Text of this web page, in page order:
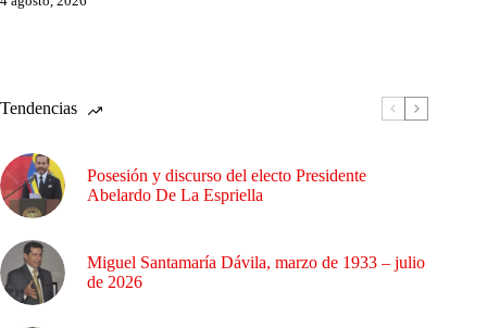
Tendencias
Posesión y discurso del electo Presidente
Abelardo De La Espriella
Miguel Santamaría Dávila, marzo de 1933 – julio
de 2026